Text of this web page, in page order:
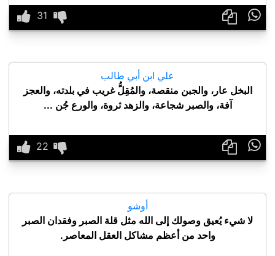

علي ابن أبي طالب
البخل عار، والجبن منقصة، والمُقِلُّ غريب في بلدته، والعجز
آفة، والصبر شجاعة، والزهد ثروة، والورع جُن ...

أوشو
لا شيء يُعيق وصولك إلى الله مثل قلة الصبر وفقدان الصبر
واحد من أعظم مشاكل العقل المعاصر.